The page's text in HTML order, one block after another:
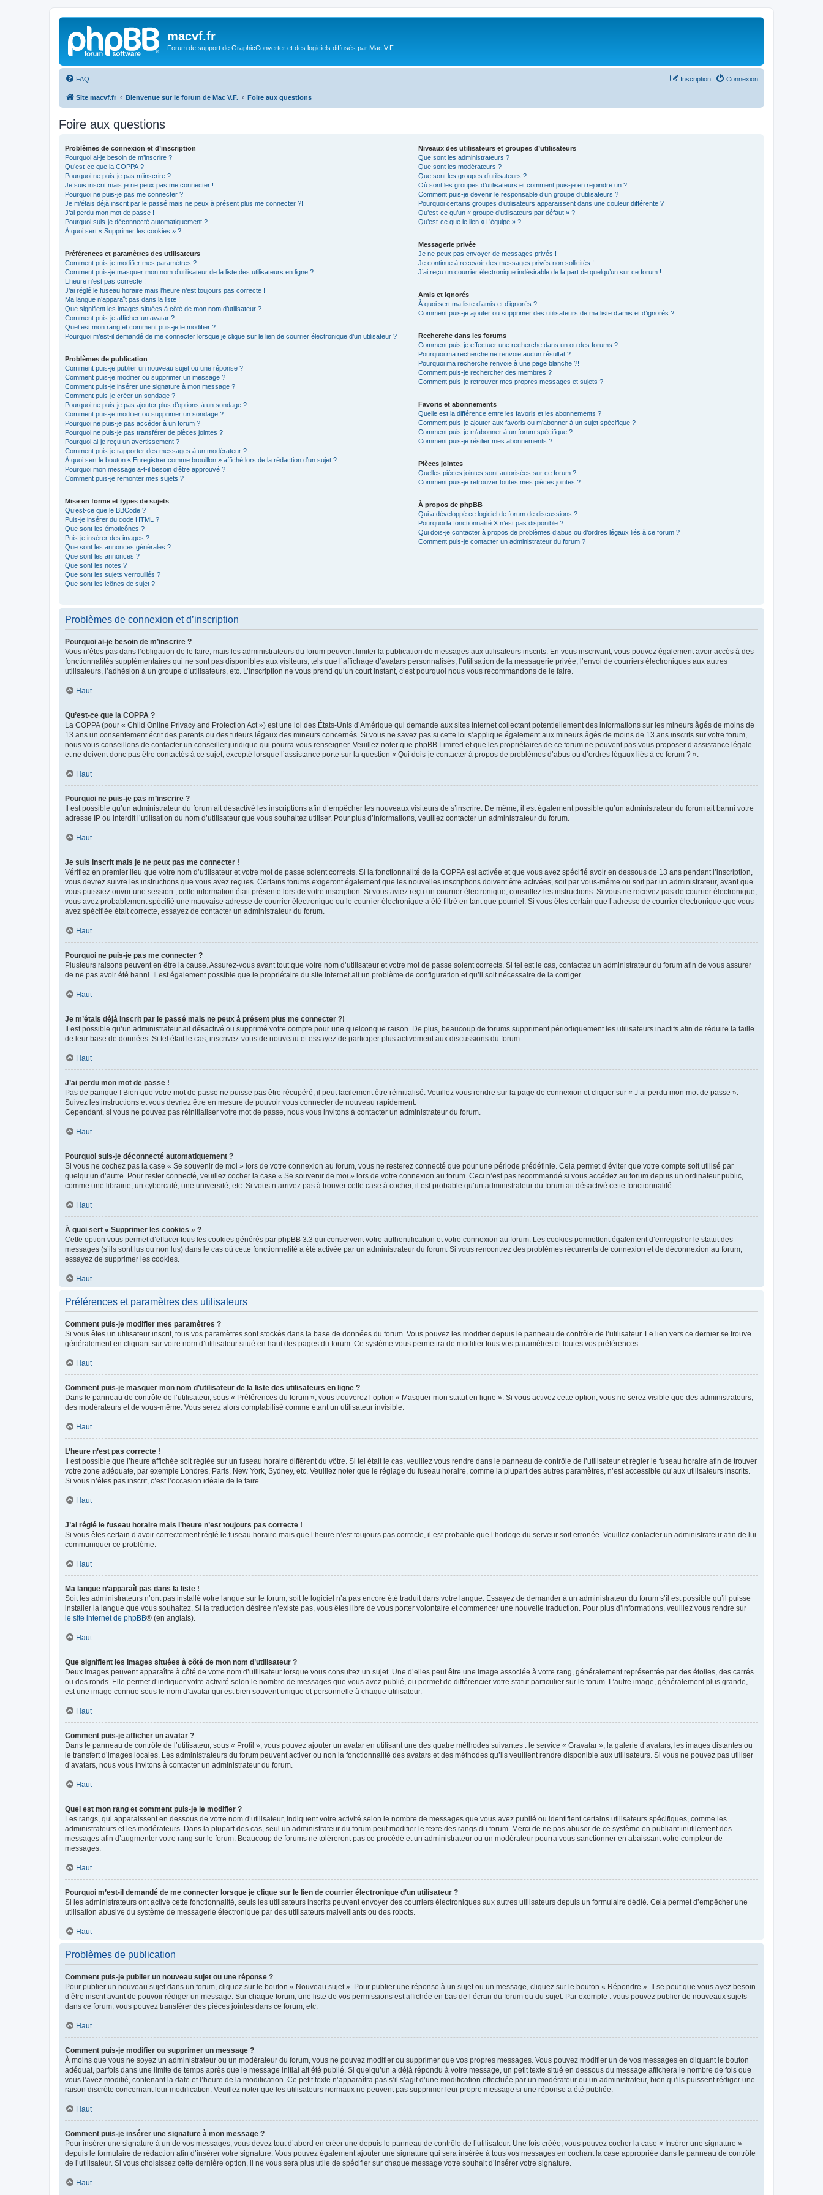
macvf.fr
Forum de support de GraphicConverter et des logiciels diffusés par Mac V.F.
FAQ Connexion
Inscription
Site macvf.fr Bienvenue sur le forum de Mac V.F. Foire aux questions
Foire aux questions
Problèmes de connexion et d’inscription
Pourquoi ai-je besoin de m’inscrire ?
Qu’est-ce que la COPPA ?
Pourquoi ne puis-je pas m’inscrire ?
Je suis inscrit mais je ne peux pas me connecter !
Pourquoi ne puis-je pas me connecter ?
Je m’étais déjà inscrit par le passé mais ne peux à présent plus me connecter ?!
J’ai perdu mon mot de passe !
Pourquoi suis-je déconnecté automatiquement ?
À quoi sert « Supprimer les cookies » ?
Préférences et paramètres des utilisateurs
Comment puis-je modifier mes paramètres ?
Comment puis-je masquer mon nom d’utilisateur de la liste des utilisateurs en ligne ?
L’heure n’est pas correcte !
J’ai réglé le fuseau horaire mais l’heure n’est toujours pas correcte !
Ma langue n’apparaît pas dans la liste !
Que signifient les images situées à côté de mon nom d’utilisateur ?
Comment puis-je afficher un avatar ?
Quel est mon rang et comment puis-je le modifier ?
Pourquoi m’est-il demandé de me connecter lorsque je clique sur le lien de courrier électronique d’un utilisateur ?
Problèmes de publication
Comment puis-je publier un nouveau sujet ou une réponse ?
Comment puis-je modifier ou supprimer un message ?
Comment puis-je insérer une signature à mon message ?
Comment puis-je créer un sondage ?
Pourquoi ne puis-je pas ajouter plus d’options à un sondage ?
Comment puis-je modifier ou supprimer un sondage ?
Pourquoi ne puis-je pas accéder à un forum ?
Pourquoi ne puis-je pas transférer de pièces jointes ?
Pourquoi ai-je reçu un avertissement ?
Comment puis-je rapporter des messages à un modérateur ?
À quoi sert le bouton « Enregistrer comme brouillon » affiché lors de la rédaction d’un sujet ?
Pourquoi mon message a-t-il besoin d’être approuvé ?
Comment puis-je remonter mes sujets ?
Mise en forme et types de sujets
Qu’est-ce que le BBCode ?
Puis-je insérer du code HTML ?
Que sont les émoticônes ?
Puis-je insérer des images ?
Que sont les annonces générales ?
Que sont les annonces ?
Que sont les notes ?
Que sont les sujets verrouillés ?
Que sont les icônes de sujet ?
Niveaux des utilisateurs et groupes d’utilisateurs
Que sont les administrateurs ?
Que sont les modérateurs ?
Que sont les groupes d’utilisateurs ?
Où sont les groupes d’utilisateurs et comment puis-je en rejoindre un ?
Comment puis-je devenir le responsable d’un groupe d’utilisateurs ?
Pourquoi certains groupes d’utilisateurs apparaissent dans une couleur différente ?
Qu’est-ce qu’un « groupe d’utilisateurs par défaut » ?
Qu’est-ce que le lien « L’équipe » ?
Messagerie privée
Je ne peux pas envoyer de messages privés !
Je continue à recevoir des messages privés non sollicités !
J’ai reçu un courrier électronique indésirable de la part de quelqu’un sur ce forum !
Amis et ignorés
À quoi sert ma liste d’amis et d’ignorés ?
Comment puis-je ajouter ou supprimer des utilisateurs de ma liste d’amis et d’ignorés ?
Recherche dans les forums
Comment puis-je effectuer une recherche dans un ou des forums ?
Pourquoi ma recherche ne renvoie aucun résultat ?
Pourquoi ma recherche renvoie à une page blanche ?!
Comment puis-je rechercher des membres ?
Comment puis-je retrouver mes propres messages et sujets ?
Favoris et abonnements
Quelle est la différence entre les favoris et les abonnements ?
Comment puis-je ajouter aux favoris ou m’abonner à un sujet spécifique ?
Comment puis-je m’abonner à un forum spécifique ?
Comment puis-je résilier mes abonnements ?
Pièces jointes
Quelles pièces jointes sont autorisées sur ce forum ?
Comment puis-je retrouver toutes mes pièces jointes ?
À propos de phpBB
Qui a développé ce logiciel de forum de discussions ?
Pourquoi la fonctionnalité X n’est pas disponible ?
Qui dois-je contacter à propos de problèmes d’abus ou d’ordres légaux liés à ce forum ?
Comment puis-je contacter un administrateur du forum ?
Problèmes de connexion et d’inscription
Pourquoi ai-je besoin de m’inscrire ?
Vous n’êtes pas dans l’obligation de le faire, mais les administrateurs du forum peuvent limiter la publication de messages aux utilisateurs inscrits. En vous inscrivant, vous pouvez également avoir accès à des
fonctionnalités supplémentaires qui ne sont pas disponibles aux visiteurs, tels que l’affichage d’avatars personnalisés, l’utilisation de la messagerie privée, l’envoi de courriers électroniques aux autres
utilisateurs, l’adhésion à un groupe d’utilisateurs, etc. L’inscription ne vous prend qu’un court instant, c’est pourquoi nous vous recommandons de le faire.
Haut
Qu’est-ce que la COPPA ?
La COPPA (pour « Child Online Privacy and Protection Act ») est une loi des États-Unis d’Amérique qui demande aux sites internet collectant potentiellement des informations sur les mineurs âgés de moins de
13 ans un consentement écrit des parents ou des tuteurs légaux des mineurs concernés. Si vous ne savez pas si cette loi s’applique également aux mineurs âgés de moins de 13 ans inscrits sur votre forum,
nous vous conseillons de contacter un conseiller juridique qui pourra vous renseigner. Veuillez noter que phpBB Limited et que les propriétaires de ce forum ne peuvent pas vous proposer d’assistance légale
et ne doivent donc pas être contactés à ce sujet, excepté lorsque l’assistance porte sur la question « Qui dois-je contacter à propos de problèmes d’abus ou d’ordres légaux liés à ce forum ? ».
Haut
Pourquoi ne puis-je pas m’inscrire ?
Il est possible qu’un administrateur du forum ait désactivé les inscriptions afin d’empêcher les nouveaux visiteurs de s’inscrire. De même, il est également possible qu’un administrateur du forum ait banni votre
adresse IP ou interdit l’utilisation du nom d’utilisateur que vous souhaitez utiliser. Pour plus d’informations, veuillez contacter un administrateur du forum.
Haut
Je suis inscrit mais je ne peux pas me connecter !
Vérifiez en premier lieu que votre nom d’utilisateur et votre mot de passe soient corrects. Si la fonctionnalité de la COPPA est activée et que vous avez spécifié avoir en dessous de 13 ans pendant l’inscription,
vous devrez suivre les instructions que vous avez reçues. Certains forums exigeront également que les nouvelles inscriptions doivent être activées, soit par vous-même ou soit par un administrateur, avant que
vous puissiez ouvrir une session ; cette information était présente lors de votre inscription. Si vous aviez reçu un courrier électronique, consultez les instructions. Si vous ne recevez pas de courrier électronique,
vous avez probablement spécifié une mauvaise adresse de courrier électronique ou le courrier électronique a été filtré en tant que pourriel. Si vous êtes certain que l’adresse de courrier électronique que vous
avez spécifiée était correcte, essayez de contacter un administrateur du forum.
Haut
Pourquoi ne puis-je pas me connecter ?
Plusieurs raisons peuvent en être la cause. Assurez-vous avant tout que votre nom d’utilisateur et votre mot de passe soient corrects. Si tel est le cas, contactez un administrateur du forum afin de vous assurer
de ne pas avoir été banni. Il est également possible que le propriétaire du site internet ait un problème de configuration et qu’il soit nécessaire de la corriger.
Haut
Je m’étais déjà inscrit par le passé mais ne peux à présent plus me connecter ?!
Il est possible qu’un administrateur ait désactivé ou supprimé votre compte pour une quelconque raison. De plus, beaucoup de forums suppriment périodiquement les utilisateurs inactifs afin de réduire la taille
de leur base de données. Si tel était le cas, inscrivez-vous de nouveau et essayez de participer plus activement aux discussions du forum.
Haut
J’ai perdu mon mot de passe !
Pas de panique ! Bien que votre mot de passe ne puisse pas être récupéré, il peut facilement être réinitialisé. Veuillez vous rendre sur la page de connexion et cliquer sur « J’ai perdu mon mot de passe ».
Suivez les instructions et vous devriez être en mesure de pouvoir vous connecter de nouveau rapidement.
Cependant, si vous ne pouvez pas réinitialiser votre mot de passe, nous vous invitons à contacter un administrateur du forum.
Haut
Pourquoi suis-je déconnecté automatiquement ?
Si vous ne cochez pas la case « Se souvenir de moi » lors de votre connexion au forum, vous ne resterez connecté que pour une période prédéfinie. Cela permet d’éviter que votre compte soit utilisé par
quelqu’un d’autre. Pour rester connecté, veuillez cocher la case « Se souvenir de moi » lors de votre connexion au forum. Ceci n’est pas recommandé si vous accédez au forum depuis un ordinateur public,
comme une librairie, un cybercafé, une université, etc. Si vous n’arrivez pas à trouver cette case à cocher, il est probable qu’un administrateur du forum ait désactivé cette fonctionnalité.
Haut
À quoi sert « Supprimer les cookies » ?
Cette option vous permet d’effacer tous les cookies générés par phpBB 3.3 qui conservent votre authentification et votre connexion au forum. Les cookies permettent également d’enregistrer le statut des
messages (s’ils sont lus ou non lus) dans le cas où cette fonctionnalité a été activée par un administrateur du forum. Si vous rencontrez des problèmes récurrents de connexion et de déconnexion au forum,
essayez de supprimer les cookies.
Haut
Préférences et paramètres des utilisateurs
Comment puis-je modifier mes paramètres ?
Si vous êtes un utilisateur inscrit, tous vos paramètres sont stockés dans la base de données du forum. Vous pouvez les modifier depuis le panneau de contrôle de l’utilisateur. Le lien vers ce dernier se trouve
généralement en cliquant sur votre nom d’utilisateur situé en haut des pages du forum. Ce système vous permettra de modifier tous vos paramètres et toutes vos préférences.
Haut
Comment puis-je masquer mon nom d’utilisateur de la liste des utilisateurs en ligne ?
Dans le panneau de contrôle de l’utilisateur, sous « Préférences du forum », vous trouverez l’option « Masquer mon statut en ligne ». Si vous activez cette option, vous ne serez visible que des administrateurs,
des modérateurs et de vous-même. Vous serez alors comptabilisé comme étant un utilisateur invisible.
Haut
L’heure n’est pas correcte !
Il est possible que l’heure affichée soit réglée sur un fuseau horaire différent du vôtre. Si tel était le cas, veuillez vous rendre dans le panneau de contrôle de l’utilisateur et régler le fuseau horaire afin de trouver
votre zone adéquate, par exemple Londres, Paris, New York, Sydney, etc. Veuillez noter que le réglage du fuseau horaire, comme la plupart des autres paramètres, n’est accessible qu’aux utilisateurs inscrits.
Si vous n’êtes pas inscrit, c’est l’occasion idéale de le faire.
Haut
J’ai réglé le fuseau horaire mais l’heure n’est toujours pas correcte !
Si vous êtes certain d’avoir correctement réglé le fuseau horaire mais que l’heure n’est toujours pas correcte, il est probable que l’horloge du serveur soit erronée. Veuillez contacter un administrateur afin de lui
communiquer ce problème.
Haut
Ma langue n’apparaît pas dans la liste !
Soit les administrateurs n’ont pas installé votre langue sur le forum, soit le logiciel n’a pas encore été traduit dans votre langue. Essayez de demander à un administrateur du forum s’il est possible qu’il puisse
installer la langue que vous souhaitez. Si la traduction désirée n’existe pas, vous êtes libre de vous porter volontaire et commencer une nouvelle traduction. Pour plus d’informations, veuillez vous rendre sur
le site internet de phpBB® (en anglais).
Haut
Que signifient les images situées à côté de mon nom d’utilisateur ?
Deux images peuvent apparaître à côté de votre nom d’utilisateur lorsque vous consultez un sujet. Une d’elles peut être une image associée à votre rang, généralement représentée par des étoiles, des carrés
ou des ronds. Elle permet d’indiquer votre activité selon le nombre de messages que vous avez publié, ou permet de différencier votre statut particulier sur le forum. L’autre image, généralement plus grande,
est une image connue sous le nom d’avatar qui est bien souvent unique et personnelle à chaque utilisateur.
Haut
Comment puis-je afficher un avatar ?
Dans le panneau de contrôle de l’utilisateur, sous « Profil », vous pouvez ajouter un avatar en utilisant une des quatre méthodes suivantes : le service « Gravatar », la galerie d’avatars, les images distantes ou
le transfert d’images locales. Les administrateurs du forum peuvent activer ou non la fonctionnalité des avatars et des méthodes qu’ils veuillent rendre disponible aux utilisateurs. Si vous ne pouvez pas utiliser
d’avatars, nous vous invitons à contacter un administrateur du forum.
Haut
Quel est mon rang et comment puis-je le modifier ?
Les rangs, qui apparaissent en dessous de votre nom d’utilisateur, indiquent votre activité selon le nombre de messages que vous avez publié ou identifient certains utilisateurs spécifiques, comme les
administrateurs et les modérateurs. Dans la plupart des cas, seul un administrateur du forum peut modifier le texte des rangs du forum. Merci de ne pas abuser de ce système en publiant inutilement des
messages afin d’augmenter votre rang sur le forum. Beaucoup de forums ne toléreront pas ce procédé et un administrateur ou un modérateur pourra vous sanctionner en abaissant votre compteur de
messages.
Haut
Pourquoi m’est-il demandé de me connecter lorsque je clique sur le lien de courrier électronique d’un utilisateur ?
Si les administrateurs ont activé cette fonctionnalité, seuls les utilisateurs inscrits peuvent envoyer des courriers électroniques aux autres utilisateurs depuis un formulaire dédié. Cela permet d’empêcher une
utilisation abusive du système de messagerie électronique par des utilisateurs malveillants ou des robots.
Haut
Problèmes de publication
Comment puis-je publier un nouveau sujet ou une réponse ?
Pour publier un nouveau sujet dans un forum, cliquez sur le bouton « Nouveau sujet ». Pour publier une réponse à un sujet ou un message, cliquez sur le bouton « Répondre ». Il se peut que vous ayez besoin
d’être inscrit avant de pouvoir rédiger un message. Sur chaque forum, une liste de vos permissions est affichée en bas de l’écran du forum ou du sujet. Par exemple : vous pouvez publier de nouveaux sujets
dans ce forum, vous pouvez transférer des pièces jointes dans ce forum, etc.
Haut
Comment puis-je modifier ou supprimer un message ?
À moins que vous ne soyez un administrateur ou un modérateur du forum, vous ne pouvez modifier ou supprimer que vos propres messages. Vous pouvez modifier un de vos messages en cliquant le bouton
adéquat, parfois dans une limite de temps après que le message initial ait été publié. Si quelqu’un a déjà répondu à votre message, un petit texte situé en dessous du message affichera le nombre de fois que
vous l’avez modifié, contenant la date et l’heure de la modification. Ce petit texte n’apparaîtra pas s’il s’agit d’une modification effectuée par un modérateur ou un administrateur, bien qu’ils puissent rédiger une
raison discrète concernant leur modification. Veuillez noter que les utilisateurs normaux ne peuvent pas supprimer leur propre message si une réponse a été publiée.
Haut
Comment puis-je insérer une signature à mon message ?
Pour insérer une signature à un de vos messages, vous devez tout d’abord en créer une depuis le panneau de contrôle de l’utilisateur. Une fois créée, vous pouvez cocher la case « Insérer une signature »
depuis le formulaire de rédaction afin d’insérer votre signature. Vous pouvez également ajouter une signature qui sera insérée à tous vos messages en cochant la case appropriée dans le panneau de contrôle
de l’utilisateur. Si vous choisissez cette dernière option, il ne vous sera plus utile de spécifier sur chaque message votre souhait d’insérer votre signature.
Haut